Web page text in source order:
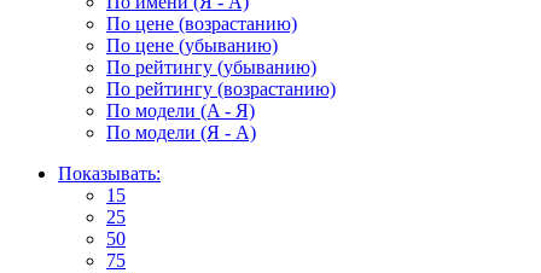
По цене (возрастанию)
По цене (убыванию)
По рейтингу (убыванию)
По рейтингу (возрастанию)
По модели (A - Я)
По модели (Я - A)
Показывать:
15
25
50
75